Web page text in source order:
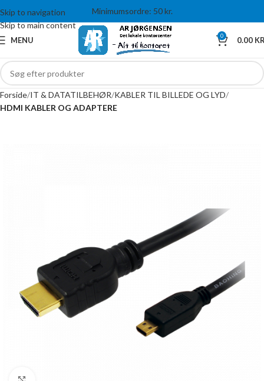
Skip to navigation
Skip to main content
Minimumsordre: 50 kr.
MENU 0 0.00
Forside IT & DATATILBEHØR KABLER TIL BILLEDE OG LYD
HDMI KABLER OG ADAPTERE